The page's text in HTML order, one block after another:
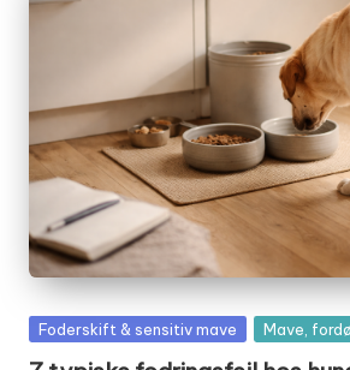
Posted
Foderskift & sensitiv mave Mave,